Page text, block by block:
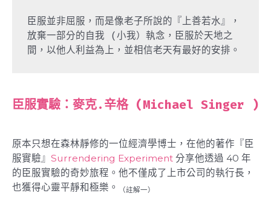
臣服並非屈服，而是像老子所說的『上善若水』，
放棄一部分的自我 (小我）執念，臣服於天地之
間，以他人利益為上，並相信老天有最好的安排。
臣服實驗：麥克.辛格 (Michael Singer )
原本只想在森林靜修的一位經濟學博士，在他的著作『臣
服實驗』 Surrendering Experiment 分享他透過 40 年
的臣服實驗的奇妙旅程。他不僅成了上市公司的執行長，
也獲得心靈平靜和極樂。
（註解一）